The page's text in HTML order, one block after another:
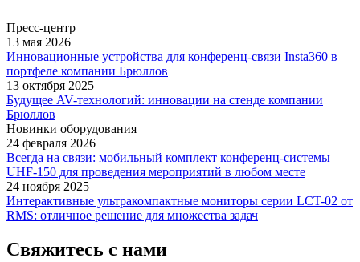
Пресс-центр
13 мая 2026
Инновационные устройства для конференц-связи Insta360 в
портфеле компании Брюллов
13 октября 2025
Будущее AV-технологий: инновации на стенде компании
Брюллов
Новинки оборудования
24 февраля 2026
Всегда на связи: мобильный комплект конференц-системы
UHF-150 для проведения мероприятий в любом месте
24 ноября 2025
Интерактивные ультракомпактные мониторы серии LCT-02 от
RMS: отличное решение для множества задач
Свяжитесь с нами